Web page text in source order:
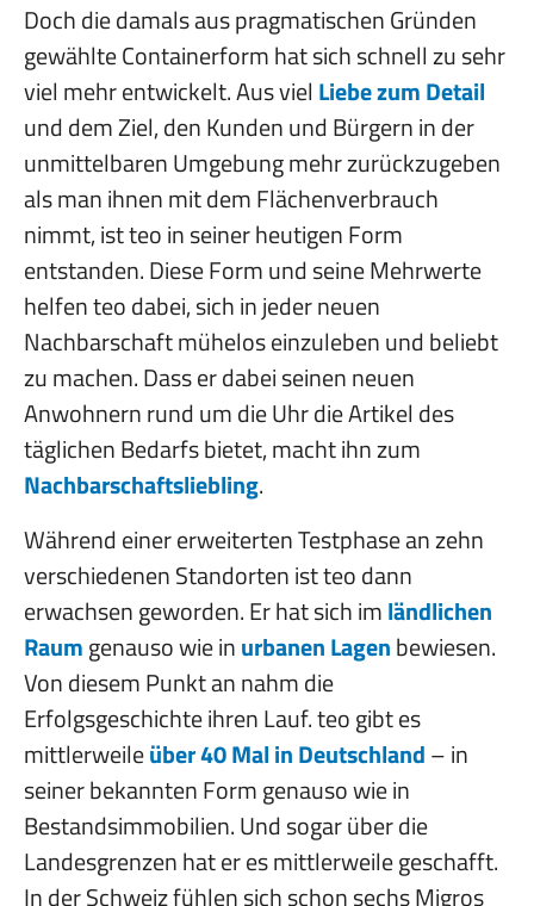
Doch die damals aus pragmatischen Gründen
gewählte Containerform hat sich schnell zu sehr
viel mehr entwickelt. Aus viel Liebe zum Detail
und dem Ziel, den Kunden und Bürgern in der
unmittelbaren Umgebung mehr zurückzugeben
als man ihnen mit dem Flächenverbrauch
nimmt, ist teo in seiner heutigen Form
entstanden. Diese Form und seine Mehrwerte
helfen teo dabei, sich in jeder neuen
Nachbarschaft mühelos einzuleben und beliebt
zu machen. Dass er dabei seinen neuen
Anwohnern rund um die Uhr die Artikel des
täglichen Bedarfs bietet, macht ihn zum
Nachbarschaftsliebling.
Während einer erweiterten Testphase an zehn
verschiedenen Standorten ist teo dann
erwachsen geworden. Er hat sich imländlichen
Raumgenauso wie inurbanen Lagenbewiesen.
Von diesem Punkt an nahm die
Erfolgsgeschichte ihren Lauf. teo gibt es
mittlerweileüber 40 Mal in Deutschland– in
seiner bekannten Form genauso wie in
Bestandsimmobilien. Und sogar über die
Landesgrenzen hat er es mittlerweile geschafft.
In der Schweiz fühlen sich schon sechs Migros